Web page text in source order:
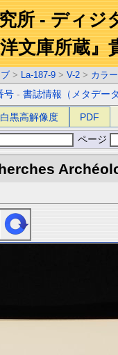
所 - ディジ
文庫所蔵』
> La-187-9 > V-2 > カラ
号 -書誌情報（メタデー
白黒高解像度 PDF
ページ